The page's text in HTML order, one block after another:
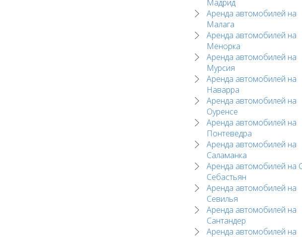
Мадрид
Аренда автомобилей на
Малага
Аренда автомобилей на
Менорка
Аренда автомобилей на
Мурсия
Аренда автомобилей на
Наварра
Аренда автомобилей на
Оуренсе
Аренда автомобилей на
Понтеведра
Аренда автомобилей на
Саламанка
Аренда автомобилей на
Себастьян
Аренда автомобилей на
Севилья
Аренда автомобилей на
Сантандер
Аренда автомобилей на